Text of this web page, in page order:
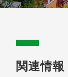
関連情報